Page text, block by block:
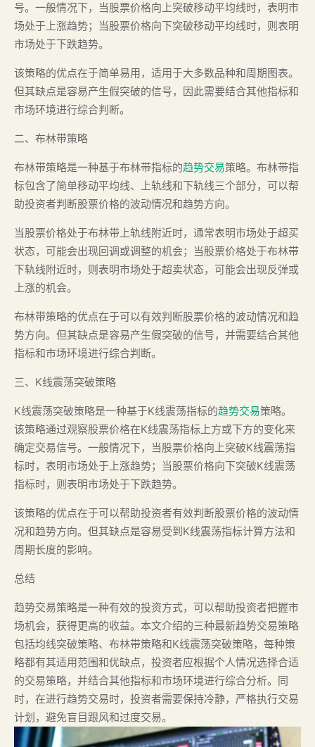
号。一般情况下，当股票价格向上突破移动平均线时，表明市
场处于上涨趋势；当股票价格向下突破移动平均线时，则表明
市场处于下跌趋势。
该策略的优点在于简单易用，适用于大多数品种和周期图表。
但其缺点是容易产生假突破的信号，因此需要结合其他指标和
市场环境进行综合判断。
二、布林带策略
布林带策略是一种基于布林带指标的趋势交易策略。布林带指
标包含了简单移动平均线、上轨线和下轨线三个部分，可以帮
助投资者判断股票价格的波动情况和趋势方向。
当股票价格处于布林带上轨线附近时，通常表明市场处于超买
状态，可能会出现回调或调整的机会；当股票价格处于布林带
下轨线附近时，则表明市场处于超卖状态，可能会出现反弹或
上涨的机会。
布林带策略的优点在于可以有效判断股票价格的波动情况和趋
势方向。但其缺点是容易产生假突破的信号，并需要结合其他
指标和市场环境进行综合判断。
三、K线震荡突破策略
K线震荡突破策略是一种基于K线震荡指标的趋势交易策略。
该策略通过观察股票价格在K线震荡指标上方或下方的变化来
确定交易信号。一般情况下，当股票价格向上突破K线震荡指
标时，表明市场处于上涨趋势；当股票价格向下突破K线震荡
指标时，则表明市场处于下跌趋势。
该策略的优点在于可以帮助投资者有效判断股票价格的波动情
况和趋势方向。但其缺点是容易受到K线震荡指标计算方法和
周期长度的影响。
总结
趋势交易策略是一种有效的投资方式，可以帮助投资者把握市
场机会，获得更高的收益。本文介绍的三种最新趋势交易策略
包括均线突破策略、布林带策略和K线震荡突破策略，每种策
略都有其适用范围和优缺点，投资者应根据个人情况选择合适
的交易策略，并结合其他指标和市场环境进行综合分析。同
时，在进行趋势交易时，投资者需要保持冷静，严格执行交易
计划，避免盲目跟风和过度交易。